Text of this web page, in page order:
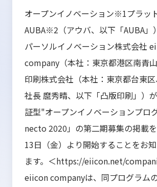
オープンイノベーション※1プラッ
AUBA※2（アウバ、以下「AUBA」
パーソルイノベーション株式会社
company（本社：東京都港区南青
印刷株式会社（本社：東京都台東
社長 麿秀晴、以下「凸版印刷」）
証型"オープンイノベーションプロ
necto 2020」の第二期募集の掲載
13日（金）より開始することをお
ます。＜https://eiicon.net/
eiicon companyは、同プログラム